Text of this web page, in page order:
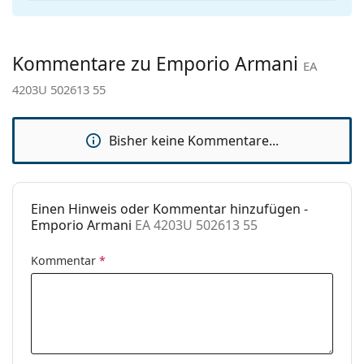
Marke:
Emporio Armani
Verwendung:
Code:
EA 4203U 502613 55
Kommentare zu Emporio Armani EA
4203U 502613 55
Bisher keine Kommentare...
Einen Hinweis oder Kommentar hinzufügen -
Emporio Armani EA 4203U 502613 55
Kommentar *